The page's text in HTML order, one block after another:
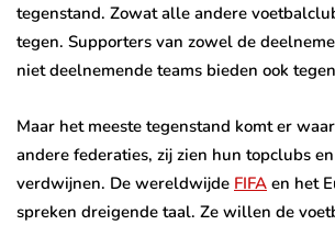
tegenstand. Zowat alle andere
tegen. Supporters van zowel de
niet deelnemende teams bieden ook
Maar het meeste tegenstand komt er
andere federaties, zij zien hun topclubs
verdwijnen. De wereldwijde FIFA en het
spreken dreigende taal. Ze willen de